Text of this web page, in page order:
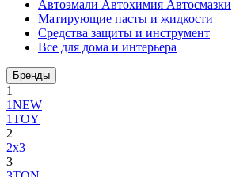
Автоэмали Автохимия Автосмазки
Матирующие пасты и жидкости
Средства защиты и инструмент
Все для дома и интерьера
Бренды
1
1NEW
1TOY
2
2x3
3